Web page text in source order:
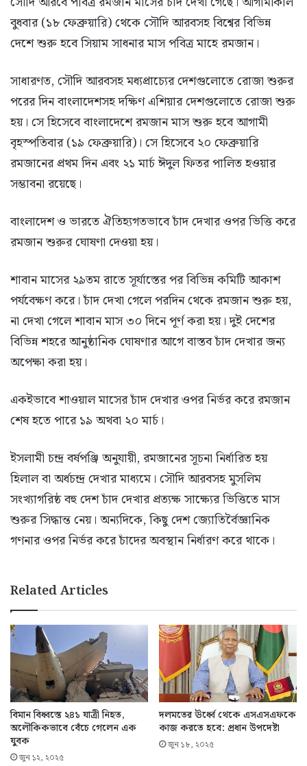
বুধবার (১৮ ফেব্রুয়ারি) থেকে সৌদি আরবসহ বিশ্বের বিভিন্ন
দেশে শুরু হবে সিয়াম সাধনার মাস পবিত্র মাহে রমজান।
সাধারণত, সৌদি আরবসহ মধ্যপ্রাচ্যের দেশগুলোতে রোজা শুরুর
পরের দিন বাংলাদেশসহ দক্ষিণ এশিয়ার দেশগুলোতে রোজা শুরু
হয়। সে হিসেবে বাংলাদেশে রমজান মাস শুরু হবে আগামী
বৃহস্পতিবার (১৯ ফেব্রুয়ারি)। সে হিসেবে ২০ ফেব্রুয়ারি
রমজানের প্রথম দিন এবং ২১ মার্চ ঈদুল ফিতর পালিত হওয়ার
সম্ভাবনা রয়েছে।
বাংলাদেশ ও ভারতে ঐতিহ্যগতভাবে চাঁদ দেখার ওপর ভিত্তি করে
রমজান শুরুর ঘোষণা দেওয়া হয়।
শাবান মাসের ২৯তম রাতে সূর্যাস্তের পর বিভিন্ন কমিটি আকাশ
পর্যবেক্ষণ করে। চাঁদ দেখা গেলে পরদিন থেকে রমজান শুরু হয়,
না দেখা গেলে শাবান মাস ৩০ দিনে পূর্ণ করা হয়। দুই দেশের
বিভিন্ন শহরে আনুষ্ঠানিক ঘোষণার আগে বাস্তব চাঁদ দেখার জন্য
অপেক্ষা করা হয়।
একইভাবে শাওয়াল মাসের চাঁদ দেখার ওপর নির্ভর করে রমজান
শেষ হতে পারে ১৯ অথবা ২০ মার্চ।
ইসলামী চন্দ্র বর্ষপঞ্জি অনুযায়ী, রমজানের সূচনা নির্ধারিত হয়
হিলাল বা অর্ধচন্দ্র দেখার মাধ্যমে। সৌদি আরবসহ মুসলিম
সংখ্যাগরিষ্ঠ বহু দেশ চাঁদ দেখার প্রত্যক্ষ সাক্ষ্যের ভিত্তিতে মাস
শুরুর সিদ্ধান্ত নেয়। অন্যদিকে, কিছু দেশ জ্যোতির্বৈজ্ঞানিক
গণনার ওপর নির্ভর করে চাঁদের অবস্থান নির্ধারণ করে থাকে।
Related Articles
বিমান বিধ্বস্তে ২৪১ যাত্রী নিহত,
অলৌকিকভাবে বেঁচে গেলেন এক
যুবক
জুন ১২, ২০২৫
দলমতের ঊর্ধ্বে থেকে এসএসএফকে
কাজ করতে হবে: প্রধান উপদেষ্টা
জুন ১৮, ২০২৫